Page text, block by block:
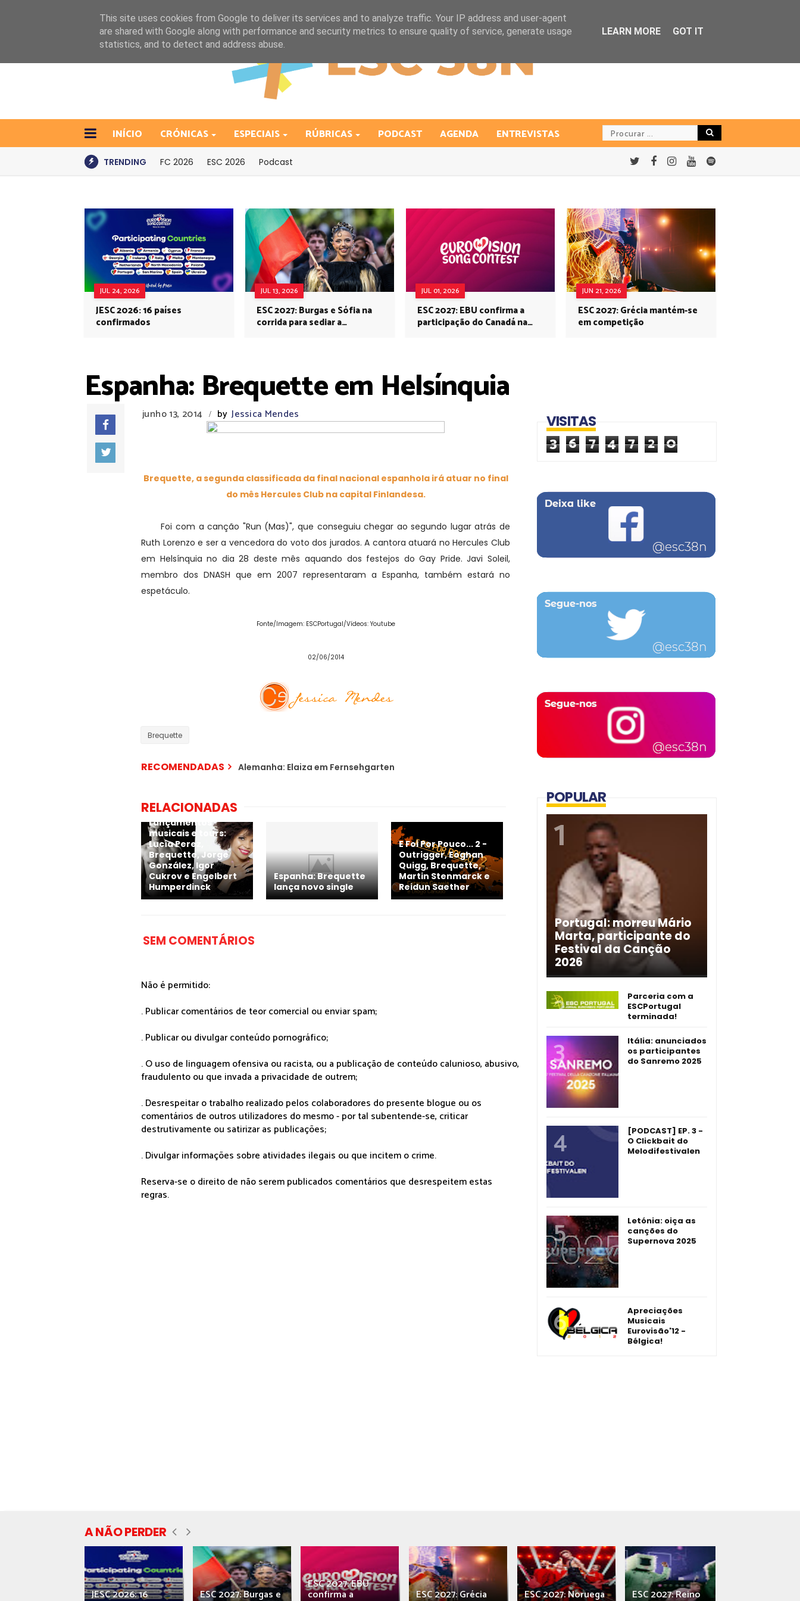
INÍCIO CRÓNICAS ESPECIAIS RÚBRICAS PODCAST AGENDA ENTREVISTAS
TRENDING FC 2026 ESC 2026 Podcast
JUL 24, 2026
JESC 2026: 16 países
confirmados
JUL 13, 2026
ESC 2027: Burgas e Sófia na
corrida para sediar a
JUL 01, 2026
ESC 2027: EBU confirma a
participação do Canadá na
JUN 21, 2026
ESC 2027: Grécia mantém-se
em competição
Espanha: Brequette em Helsínquia
junho 13, 2014 / by Jessica Mendes
Brequette, a segunda classificada da final nacional espanhola irá atuar no final
do mês Hercules Club na capital Finlandesa.
Foi com a canção "Run (Mas)", que conseguiu chegar ao segundo lugar atrás de
Ruth Lorenzo e ser a vencedora do voto dos jurados. A cantora atuará no Hercules Club
em Helsínquia no dia 28 deste mês aquando dos festejos do Gay Pride. Javi Soleil,
membro dos DNASH que em 2007 representaram a Espanha, também estará no
espetáculo.
Fonte/Imagem: ESCPortugal/Vídeos: Youtube
02/06/2014
Brequette
RECOMENDADAS Alemanha: Elaiza em Fernsehgarten
RELACIONADAS
Lançamentos
musicais e tours:
Lucía Perez,
Brequette, Jorge
González, Igor
Cukrov e Engelbert
Humperdinck
Espanha: Brequette
lança novo single
E Foi Por Pouco... 2 -
Outrigger, Eoghan
Quigg, Brequette,
Martin Stenmarck e
Reidun Saether
SEM COMENTÁRIOS
Não é permitido:
. Publicar comentários de teor comercial ou enviar spam;
. Publicar ou divulgar conteúdo pornográfico;
. O uso de linguagem ofensiva ou racista, ou a publicação de conteúdo calunioso, abusivo,
fraudulento ou que invada a privacidade de outrem;
. Desrespeitar o trabalho realizado pelos colaboradores do presente blogue ou os
comentários de outros utilizadores do mesmo - por tal subentende-se, criticar
destrutivamente ou satirizar as publicações;
. Divulgar informações sobre atividades ilegais ou que incitem o crime.
Reserva-se o direito de não serem publicados comentários que desrespeitem estas
regras.
VISITAS
3 6 7 4 7 2 0
POPULAR
Portugal: morreu Mário
Marta, participante do
Festival da Canção
2026
Parceria com a
ESCPortugal
terminada!
Itália: anunciados
os participantes
do Sanremo 2025
[PODCAST] EP. 3 -
O Clickbait do
Melodifestivalen
Letónia: oiça as
canções do
Supernova 2025
Apreciações
Musicais
Eurovisão'12 -
Bélgica!
A NÃO PERDER
JESC 2026: 16 ESC 2027: Burgas e
ESC 2027: EBU
confirma a ESC 2027: Grécia ESC 2027: Noruega ESC 2027: Reino
This site uses cookies from Google to deliver its services and to analyze traffic. Your IP address and user-agent
are shared with Google along with performance and security metrics to ensure quality of service, generate usage
statistics, and to detect and address abuse.
LEARN MORE GOT IT